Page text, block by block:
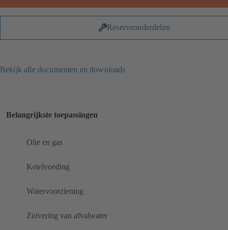
Reserveonderdelen
Bekijk alle documenten en downloads
Belangrijkste toepassingen
Olie en gas
Ketelvoeding
Watervoorziening
Zuivering van afvalwater